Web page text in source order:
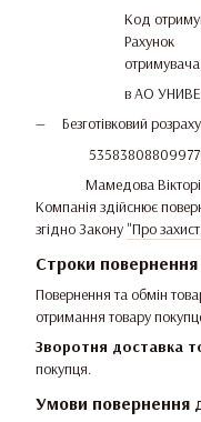
Код
Рахунок
в АО
Безготівковий
Мамедова
Компанія здійснює
згідно Закону "Про
Строки повернення
Повернення та обмін
отримання товару
Зворотня доставка
покупця.
Умови повернення